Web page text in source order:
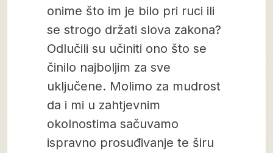
onime što im je bilo pri ruci ili
se strogo držati slova zakona?
Odlučili su učiniti ono što se
činilo najboljim za sve
uključene. Molimo za mudrost
da i mi u zahtjevnim
okolnostima sačuvamo
ispravno prosuđivanje te širu